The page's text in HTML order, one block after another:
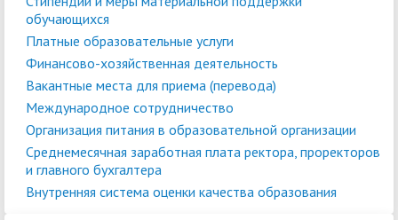
обучающихся
Платные образовательные услуги
Финансово-хозяйственная деятельность
Вакантные места для приема (перевода)
Международное сотрудничество
Организация питания в образовательной организации
Среднемесячная заработная плата ректора, проректоров
и главного бухгалтера
Внутренняя система оценки качества образования